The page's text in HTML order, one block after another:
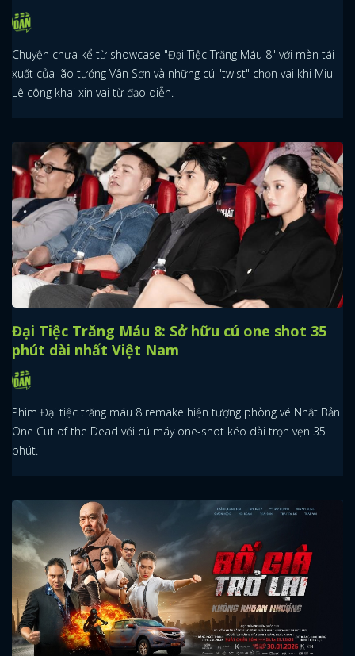
Chuyện chưa kể từ showcase "Đại Tiệc Trăng Máu 8" với màn tái
xuất của lão tướng Vân Sơn và những cú "twist" chọn vai khi Miu
Lê công khai xin vai từ đạo diễn.
Đại Tiệc Trăng Máu 8: Sở hữu cú one shot 35
phút dài nhất Việt Nam
Phim Đại tiệc trăng máu 8 remake hiện tượng phòng vé Nhật Bản
One Cut of the Dead với cú máy one-shot kéo dài trọn vẹn 35
phút.